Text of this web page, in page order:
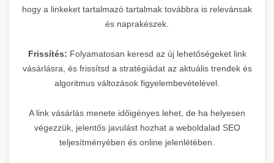
hogy a linkeket tartalmazó tartalmak továbbra is relevánsak
és naprakészek.
Frissítés: Folyamatosan keresd az új lehetőségeket link
vásárlásra, és frissítsd a stratégiádat az aktuális trendek és
algoritmus változások figyelembevételével.
A link vásárlás menete időigényes lehet, de ha helyesen
végezzük, jelentős javulást hozhat a weboldalad SEO
teljesítményében és online jelenlétében.